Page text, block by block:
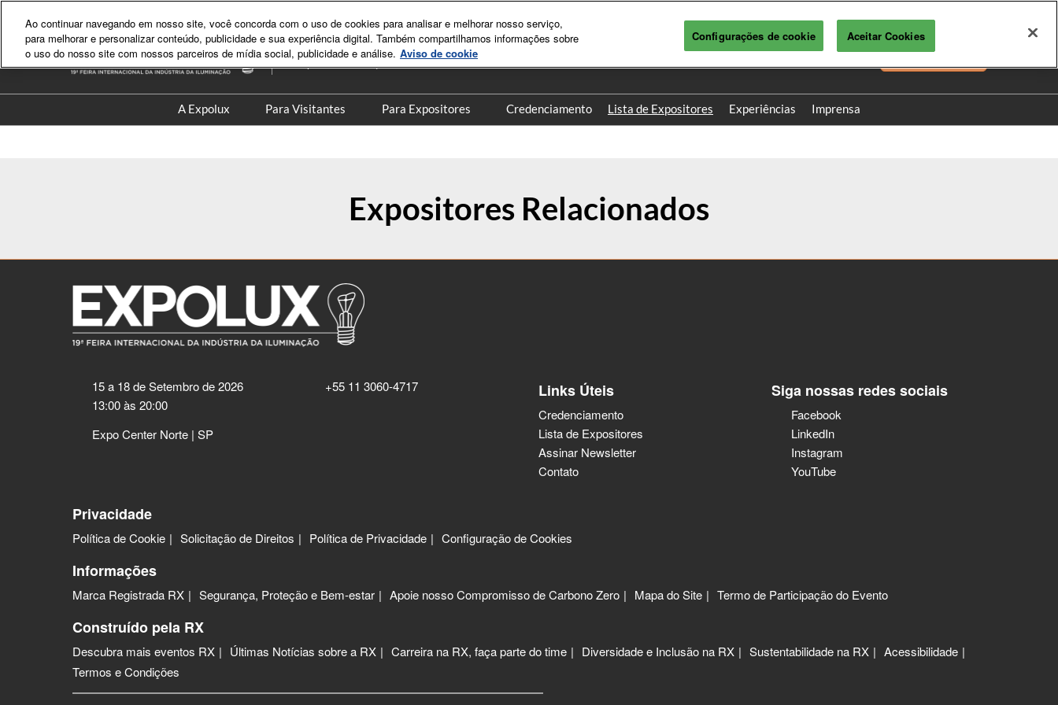
para
o
conteúdo
15 - 18 Setembro | 2026
Expo Center Norte | SP
PT
EN
Credencie-se!
A Expolux Para Visitantes
Experiências
Colleqt
Para Expositores
Produtos Digitais
Post Show Report
Credenciamento Lista de Expositores Experiências Imprensa
Expositores Relacionados
15 a 18 de Setembro de 2026
13:00 às 20:00
Expo Center Norte | SP
+55 11 3060-4717 Links Úteis
Credenciamento
Lista de Expositores
Assinar Newsletter
Contato
Siga nossas redes sociais
Facebook
LinkedIn
Instagram
YouTube
Privacidade
Política de Cookie Solicitação de Direitos Política de Privacidade Configuração de Cookies
Informações
Marca Registrada RX Segurança, Proteção e Bem-estar Apoie nosso Compromisso de Carbono Zero Mapa do Site Termo de Participação do Evento
Construído pela RX
Descubra mais eventos RX Últimas Notícias sobre a RX Carreira na RX, faça parte do time Diversidade e Inclusão na RX Sustentabilidade na RX
Acessibilidade
Termos e Condições
Ao continuar navegando em nosso site, você concorda com o uso de cookies para analisar e melhorar nosso serviço,
para melhorar e personalizar conteúdo, publicidade e sua experiência digital. Também compartilhamos informações sobre
o uso do nosso site com nossos parceiros de mídia social, publicidade e análise. Aviso de cookie
Configurações de cookie Aceitar Cookies